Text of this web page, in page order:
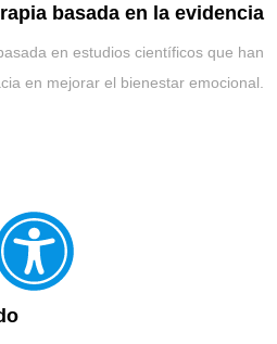
basada en la evidencia
en estudios científicos que han
en mejorar el bienestar emocional.